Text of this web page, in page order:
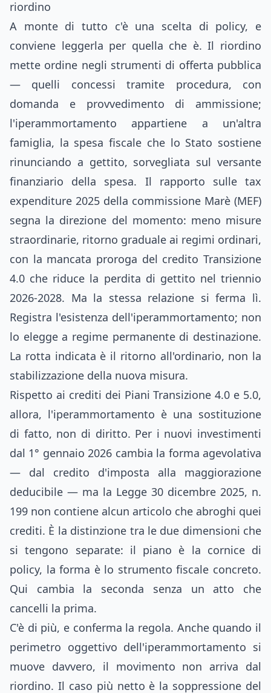
riordino
A monte di tutto c'è una scelta di policy, e
conviene leggerla per quella che è. Il riordino
mette ordine negli strumenti di offerta pubblica
— quelli concessi tramite procedura, con
domanda e provvedimento di ammissione;
l'iperammortamento appartiene a un'altra
famiglia, la spesa fiscale che lo Stato sostiene
rinunciando a gettito, sorvegliata sul versante
finanziario della spesa. Il rapporto sulle tax
expenditure 2025 della commissione Marè (MEF)
segna la direzione del momento: meno misure
straordinarie, ritorno graduale ai regimi ordinari,
con la mancata proroga del credito Transizione
4.0 che riduce la perdita di gettito nel triennio
2026-2028. Ma la stessa relazione si ferma lì.
Registra l'esistenza dell'iperammortamento; non
lo elegge a regime permanente di destinazione.
La rotta indicata è il ritorno all'ordinario, non la
stabilizzazione della nuova misura.
Rispetto ai crediti dei Piani Transizione 4.0 e 5.0,
allora, l'iperammortamento è una sostituzione
di fatto, non di diritto. Per i nuovi investimenti
dal 1° gennaio 2026 cambia la forma agevolativa
— dal credito d'imposta alla maggiorazione
deducibile — ma la Legge 30 dicembre 2025, n.
199 non contiene alcun articolo che abroghi quei
crediti. È la distinzione tra le due dimensioni che
si tengono separate: il piano è la cornice di
policy, la forma è lo strumento fiscale concreto.
Qui cambia la seconda senza un atto che
cancelli la prima.
C'è di più, e conferma la regola. Anche quando il
perimetro oggettivo dell'iperammortamento si
muove davvero, il movimento non arriva dal
riordino. Il caso più netto è la soppressione del